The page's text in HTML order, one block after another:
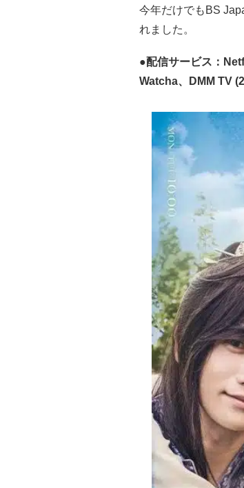
今年だけでもBS
れました。
●配信サービス：
Watcha、DMM TV